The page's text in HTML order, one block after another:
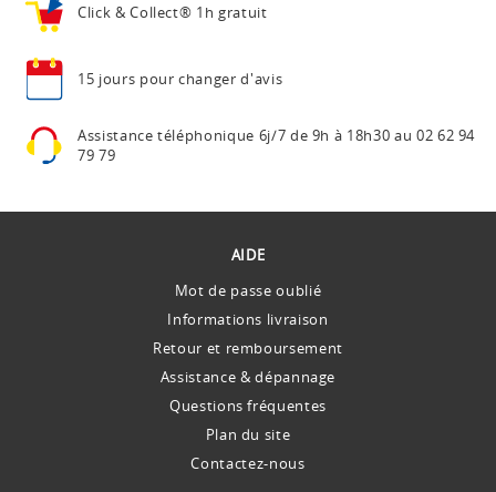
Click & Collect® 1h gratuit
15 jours pour changer d'avis
Assistance téléphonique 6j/7 de 9h à 18h30 au 02 62 94
79 79
AIDE
Mot de passe oublié
Informations livraison
Retour et remboursement
Assistance & dépannage
Questions fréquentes
Plan du site
Contactez-nous